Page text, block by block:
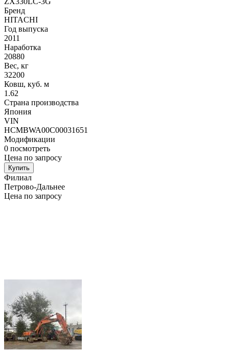
Бренд
HITACHI
Год выпуска
2011
Наработка
20880
Вес, кг
32200
Ковш, куб. м
1.62
Страна производства
Япония
VIN
HCMBWA00C00031651
Модификации
0 посмотреть
Цена по запросу
Купить
Филиал
Петрово-Дальнее
Цена по запросу